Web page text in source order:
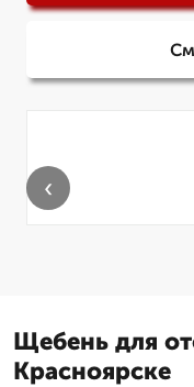
‹
Щебень для
Красноярске